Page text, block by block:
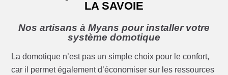
LA SAVOIE
Nos artisans à Myans pour installer votre
système domotique
La domotique n’est pas un simple choix pour le confort,
car il permet également d’économiser sur les ressources